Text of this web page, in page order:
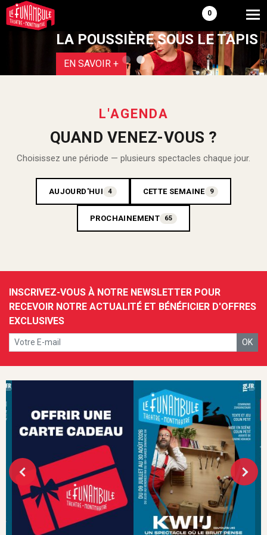
0
.
LA POUSSIÈRE SOUS LE TAPIS
EN SAVOIR +
L'AGENDA
QUAND VENEZ-VOUS ?
Choisissez une période — plusieurs spectacles chaque jour.
AUJOURD'HUI 4 CETTE SEMAINE 9
PROCHAINEMENT 65
INSCRIVEZ-VOUS À NOTRE NEWSLETTER POUR
RECEVOIR NOTRE ACTUALITÉ ET BÉNÉFICIER D'OFFRES
EXCLUSIVES
OK